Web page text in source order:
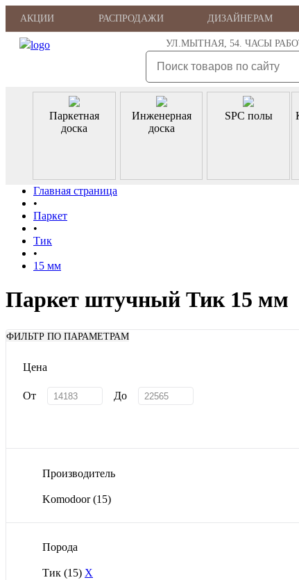
АКЦИИ РАСПРОДАЖИ ДИЗАЙНЕРАМ
УЛ.МЫТНАЯ, 54. ЧАСЫ
Паркетная
доска
Инженерная
доска
SPC полы
Главная страница
•
Паркет
•
Тик
•
15 мм
Паркет штучный Тик 15 мм
ФИЛЬТР ПО ПАРАМЕТРАМ
Цена
От До
Производитель
Komodoor(15)
Порода
Тик (15) X